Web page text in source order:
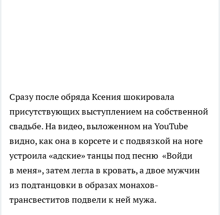
Сразу после обряда Ксения шокировала
присутствующих выступлением на собственной
свадьбе. На видео, выложенном на YouTube
видно, как она в корсете и с подвязкой на ноге
устроила «адские» танцы под песню «Войди
в меня», затем легла в кровать, а двое мужчин
из подтанцовки в образах монахов-
трансвеститов подвели к ней мужа.